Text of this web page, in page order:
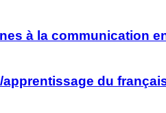
à la communication
du